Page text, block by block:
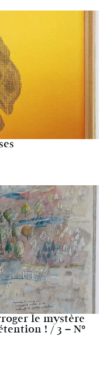
le mystère
! / 3 – N°